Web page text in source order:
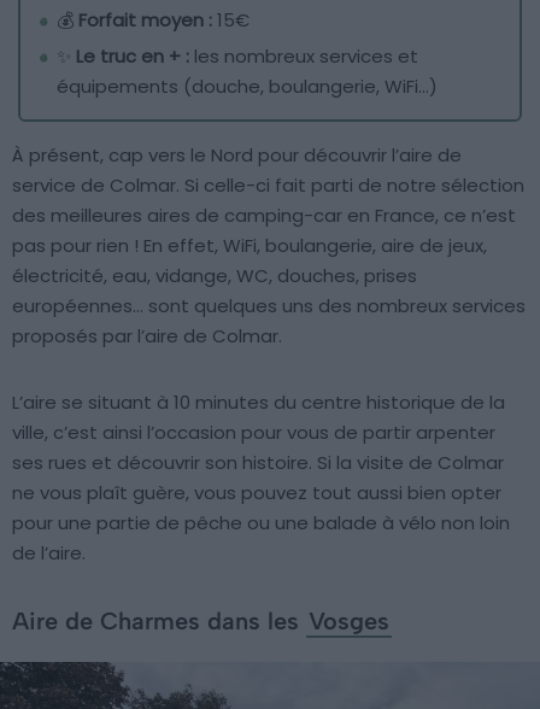
💰 Forfait moyen :15€
✨ Le truc en + : les nombreux services et
équipements (douche, boulangerie, WiFi…)
À présent, cap vers le Nord pour découvrir l’aire de
service de Colmar. Si celle-ci fait parti de notre sélection
des meilleures aires de camping-car en France, ce n’est
pas pour rien ! En effet, WiFi, boulangerie, aire de jeux,
électricité, eau, vidange, WC, douches, prises
européennes… sont quelques uns des nombreux services
proposés par l’aire de Colmar.
L’aire se situant à 10 minutes du centre historique de la
ville, c’est ainsi l’occasion pour vous de partir arpenter
ses rues et découvrir son histoire. Si la visite de Colmar
ne vous plaît guère, vous pouvez tout aussi bien opter
pour une partie de pêche ou une balade à vélo non loin
de l’aire.
Aire de Charmes dans les Vosges